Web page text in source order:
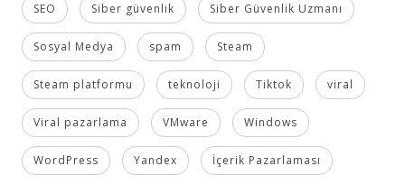
SEO Siber güvenlik Siber Güvenlik Uzmanı
Sosyal Medya spam Steam
Steam platformu teknoloji Tiktok viral
Viral pazarlama VMware Windows
WordPress Yandex İçerik Pazarlaması